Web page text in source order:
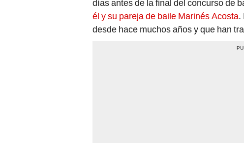
días antes de la final del concurso de
él y su pareja de baile Marinés Acosta.
desde hace muchos años y que han